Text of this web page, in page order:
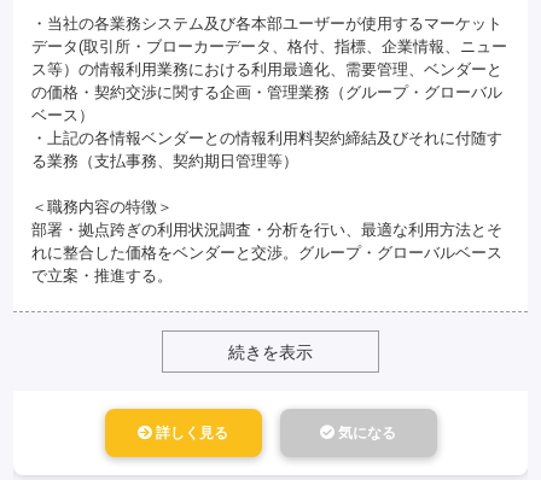
・当社の各業務システム及び各本部ユーザーが使用するマーケット
データ(取引所・ブローカーデータ、格付、指標、企業情報、ニュー
ス等）の情報利用業務における利用最適化、需要管理、ベンダーと
の価格・契約交渉に関する企画・管理業務（グループ・グローバル
ベース）
・上記の各情報ベンダーとの情報利用料契約締結及びそれに付随す
る業務（支払事務、契約期日管理等）
＜職務内容の特徴＞
部署・拠点跨ぎの利用状況調査・分析を行い、最適な利用方法とそ
れに整合した価格をベンダーと交渉。グループ・グローバルベース
で立案・推進する。
続きを表示
詳しく見る 気になる